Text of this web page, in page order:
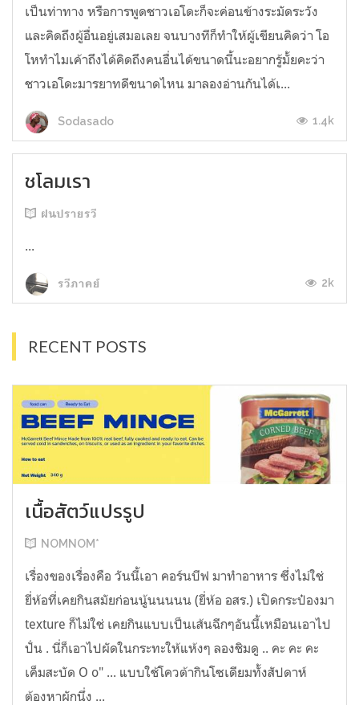
เป็นท่าทาง หรือการพูดชาวเอโดะก็จะค่อนข้างระมัดระวัง
และคิดถึงผู้อื่นอยู่เสมอเลย จนบางทีก็ทำให้ผู้เขียนคิดว่า โอ
โหทำไมเค้าถึงได้คิดถึงคนอื่นได้ขนาดนี้นะอยากรู้มั้ยคะว่า
ชาวเอโดะมารยาทดีขนาดไหน มาลองอ่านกันได้เ...
Sodasado 1.4k
ชโลมเรา
ฝนปรายรวี
...
รวีภาคย์ 2k
RECENT POSTS
เนื้อสัตว์แปรรูป
NOMNOM*
เรื่องของเรื่องคือ วันนี้เอา คอร์นบีฟ มาทำอาหาร ซึ่งไม่ใช่
ยี่ห้อที่เคยกินสมัยก่อนนู้นนนนน (ยี่ห้อ อสร.) เปิดกระป๋องมา
texture ก็ไม่ใช่ เคยกินแบบเป็นเส้นฉีกๆอันนี้เหมือนเอาไป
ปั่น . นี่ก็เอาไปผัดในกระทะให้แห้งๆ ลองชิมดู .. คะ คะ คะ
เค็มสะบัด O o" ... แบบใช้โควต้ากินโซเดียมทั้งสัปดาห์
ต้องหาผักนึ่ง ...